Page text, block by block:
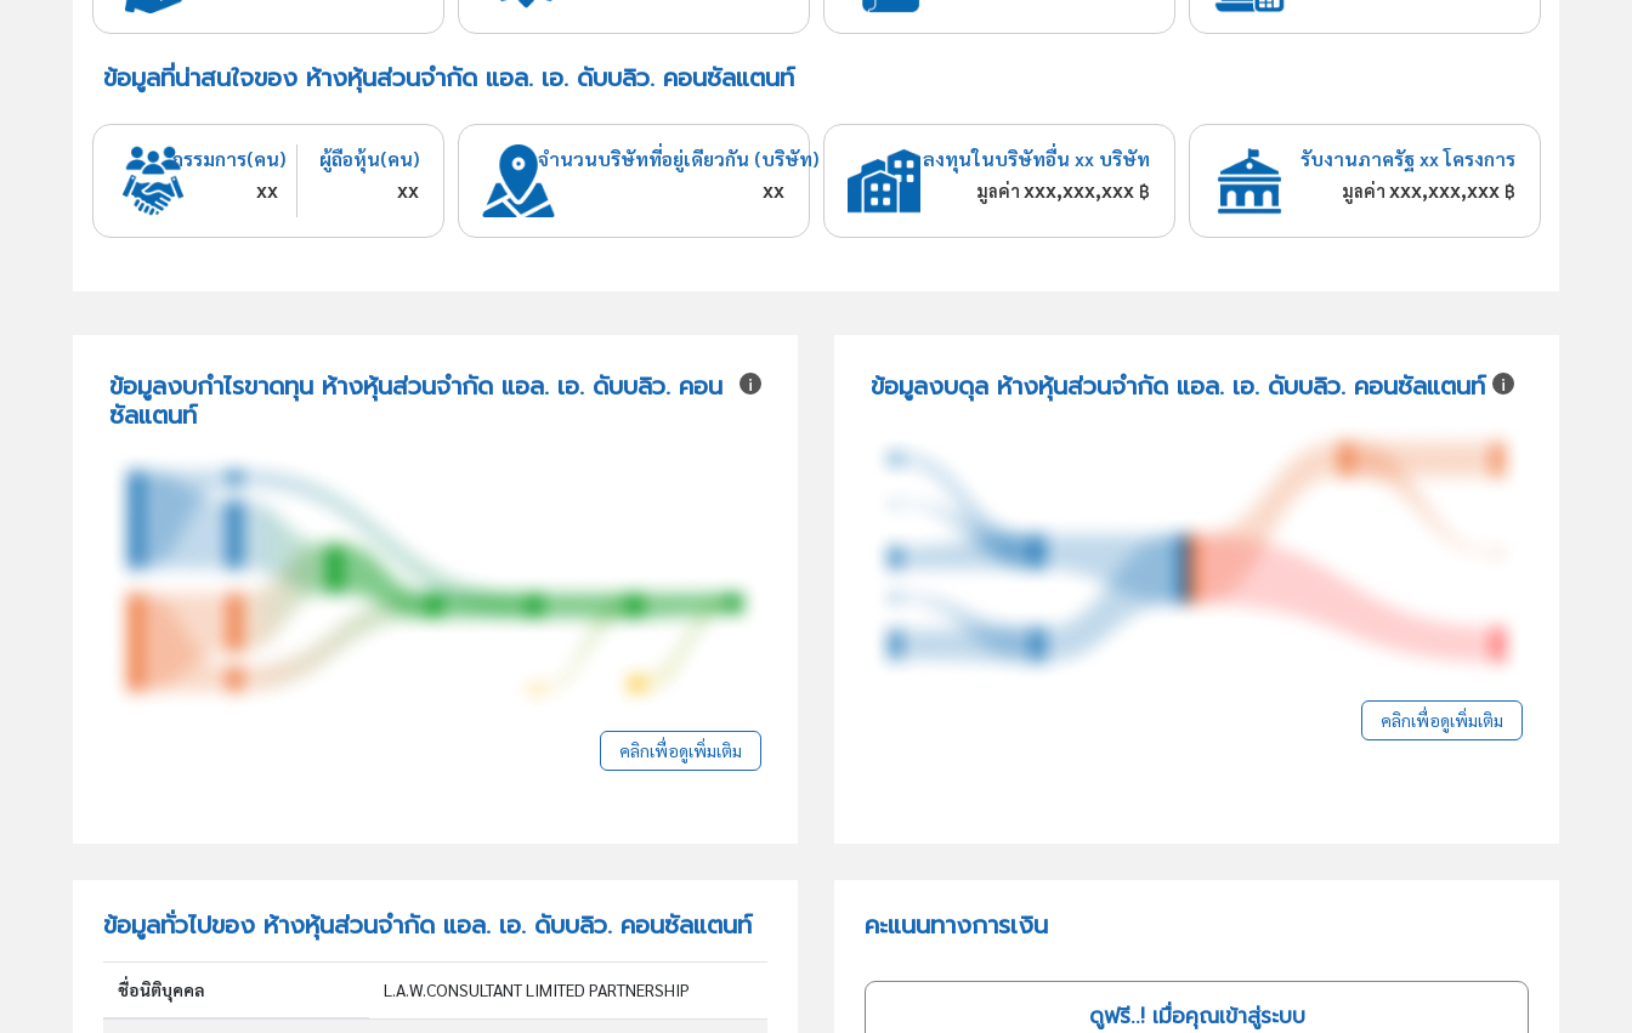
ข้อมูลที่น่าสนใจของ ห้างหุ้นส่วนจำกัด แอล. เอ. ดับบลิว. คอนซัลแตนท์
กรรมการ(คน)
xx
ผู้ถือหุ้น(คน)
xx
จำนวนบริษัทที่อยู่เดียวกัน (บริษัท)
xx
ลงทุนในบริษัทอื่น xx บริษัท
มูลค่าxxx,xxx,xxx ฿
รับงานภาครัฐ xx โครงการ
มูลค่าxxx,xxx,xxx ฿
ข้อมูลงบกำไรขาดทุน ห้างหุ้นส่วนจำกัด แอล. เอ. ดับบลิว. คอน
ซัลแตนท์
คลิกเพื่อดูเพิ่มเติม
ข้อมูลงบดุล ห้างหุ้นส่วนจำกัด แอล. เอ. ดับบลิว. คอนซัลแตนท์
คลิกเพื่อดูเพิ่มเติม
ข้อมูลทั่วไปของ ห้างหุ้นส่วนจำกัด แอล. เอ. ดับบลิว. คอนซัลแตนท์
ชื่อนิติบุคคล L.A.W.CONSULTANT LIMITED PARTNERSHIP
คะแนนทางการเงิน
ดูฟรี..! เมื่อคุณเข้าสู่ระบบ